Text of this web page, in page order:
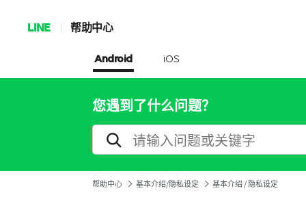
LINE 帮助中心
Android iOS
您遇到了什么问题？
帮助中心 基本介绍/隐私设定 基本介绍 / 隐私设定